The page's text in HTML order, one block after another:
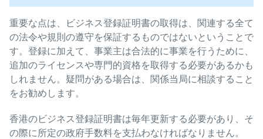
重要な点は、ビジネス登録証明書の取得は、関連する全て
の法令や規則の遵守を保証するものではないということで
す。登録に加えて、事業主は合法的に事業を行うために、
追加のライセンスや専門的資格を取得する必要があるかも
しれません。疑問がある場合は、関係当局に相談すること
をお勧めします。
香港のビジネス登録証明書は毎年更新する必要があり、そ
の際に所定の政府手数料を支払わなければなりません。